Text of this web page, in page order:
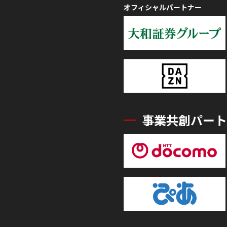
オフィシャルパートナー
事業共創パー